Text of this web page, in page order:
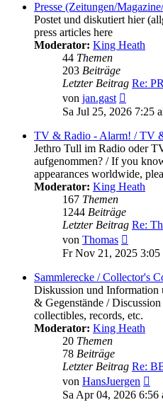
Presse (Zeitungen/
Postet und diskutiert hier
press articles here
Moderator: King Heath
44 Themen
203 Beiträge
Letzter Beitrag Re:
von jan.gast
Beitrag
Sa Jul 25, 2026 7:25
TV & Radio - Alarm! / TV
Jethro Tull im Radio oder
aufgenommen? / If you
appearances worldwide,
Moderator: King Heath
167 Themen
1244 Beiträge
Letzter Beitrag Re:
von Thomas
Beitrag
Fr Nov 21, 2025 3:05
Sammlerecke / Collector's
Diskussion und Information
& Gegenstände /
collectibles, records, etc.
Moderator: King Heath
20 Themen
78 Beiträge
Letzter Beitrag Re:
von HansJuergen
Sa Apr 04, 2026 6:56